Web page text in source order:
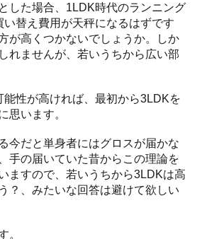
した場合、1LDK時代のランニング
替え費用が天秤になるはずです
が高くつかないでしょうか。しか
れませんが、若いうちから広い部
性が高ければ、最初から3LDKを
思います。
今だと単身者にはグロスが届かな
手の届いていた昔からこの理論を
ますので、若いうちから3LDKは高
？、みたいな回答は避けて欲しい
。